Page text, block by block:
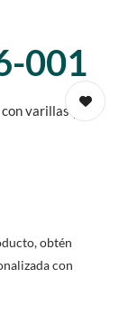
001
varillas y
obtén
con